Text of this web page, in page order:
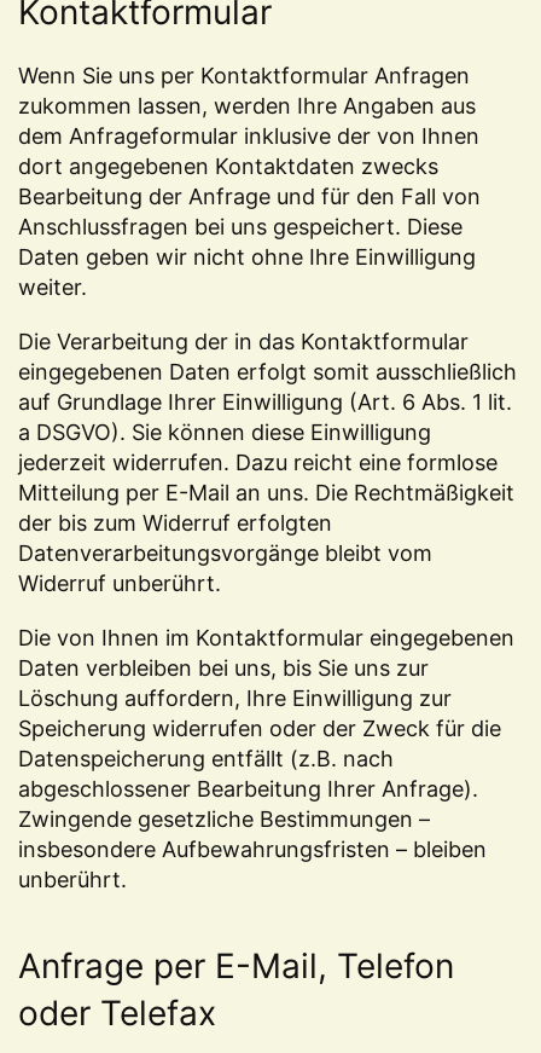
Kontaktformular
Wenn Sie uns per Kontaktformular Anfragen
zukommen lassen, werden Ihre Angaben aus
dem Anfrageformular inklusive der von Ihnen
dort angegebenen Kontaktdaten zwecks
Bearbeitung der Anfrage und für den Fall von
Anschlussfragen bei uns gespeichert. Diese
Daten geben wir nicht ohne Ihre Einwilligung
weiter.
Die Verarbeitung der in das Kontaktformular
eingegebenen Daten erfolgt somit ausschließlich
auf Grundlage Ihrer Einwilligung (Art. 6 Abs. 1 lit.
a DSGVO). Sie können diese Einwilligung
jederzeit widerrufen. Dazu reicht eine formlose
Mitteilung per E-Mail an uns. Die Rechtmäßigkeit
der bis zum Widerruf erfolgten
Datenverarbeitungsvorgänge bleibt vom
Widerruf unberührt.
Die von Ihnen im Kontaktformular eingegebenen
Daten verbleiben bei uns, bis Sie uns zur
Löschung auffordern, Ihre Einwilligung zur
Speicherung widerrufen oder der Zweck für die
Datenspeicherung entfällt (z.B. nach
abgeschlossener Bearbeitung Ihrer Anfrage).
Zwingende gesetzliche Bestimmungen –
insbesondere Aufbewahrungsfristen – bleiben
unberührt.
Anfrage per E-Mail, Telefon
oder Telefax